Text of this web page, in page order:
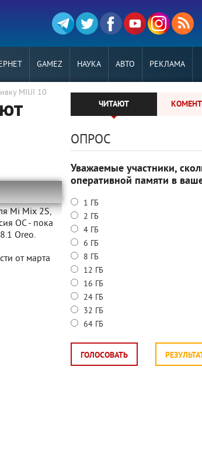
GAMEZ НАУКА АВТО РЕКЛАМА
MIUI 10
Mi Mix 2S,
ОС - пока
Oreo.
от марта
ЧИТАЮТ
ОПРОС
Уважаемые участники,
оперативной памяти в
1 ГБ
2 ГБ
4 ГБ
6 ГБ
8 ГБ
12 ГБ
16 ГБ
24 ГБ
32 ГБ
64 ГБ
ГОЛОСОВАТЬ